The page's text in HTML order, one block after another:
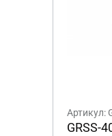
Артикул:
GRSS-